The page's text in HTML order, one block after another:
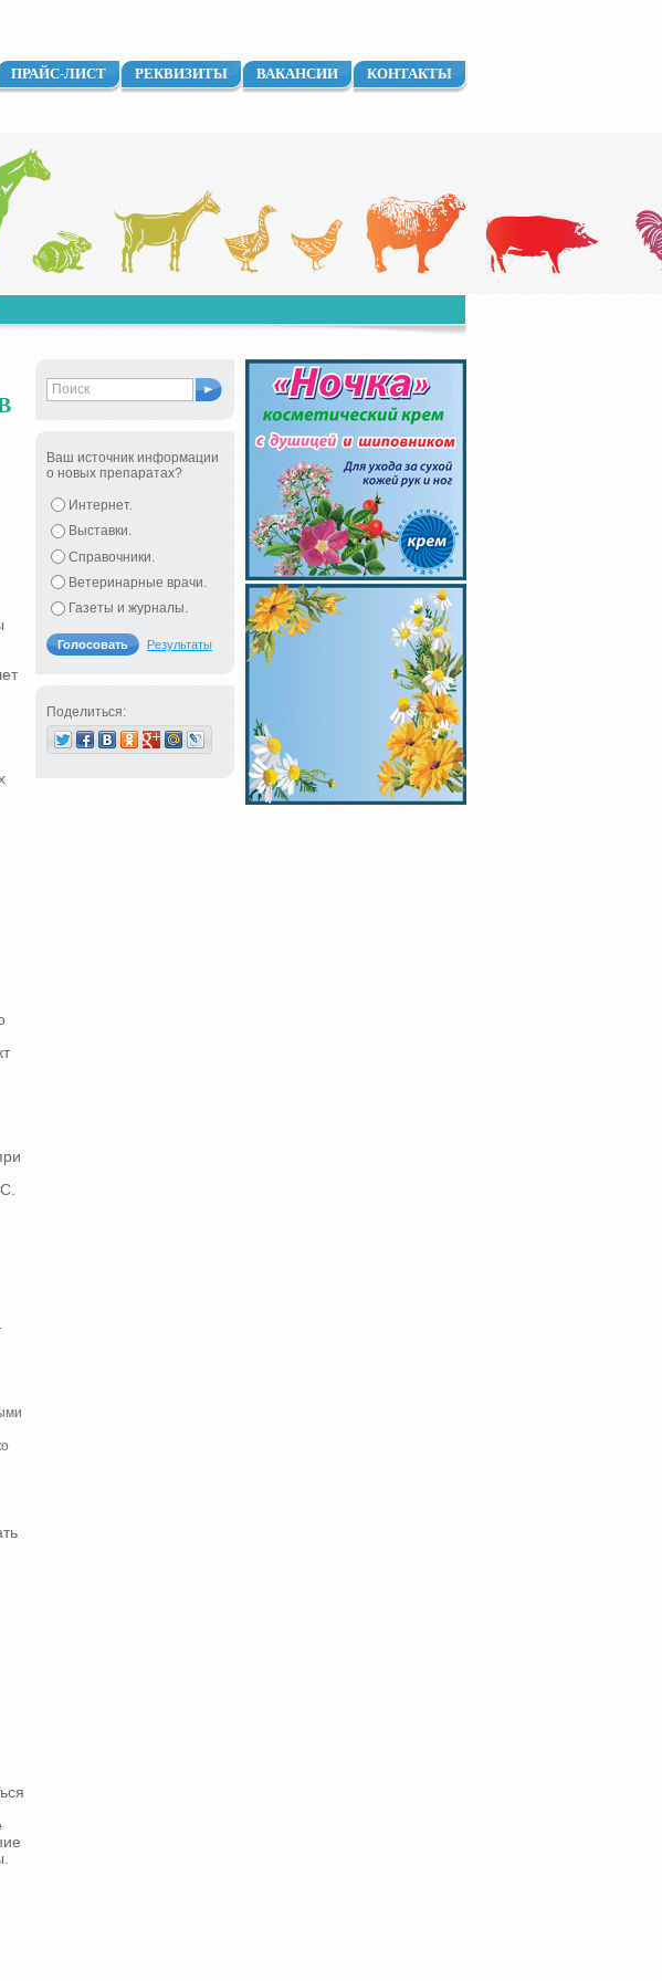
ПРАЙС-ЛИСТ РЕКВИЗИТЫ ВАКАНСИИ КОНТАКТЫ
Ваш источник информации
о новых препаратах?
Интернет.
Выставки.
Справочники.
Ветеринарные врачи.
Газеты и журналы.
Результаты
Поделиться: